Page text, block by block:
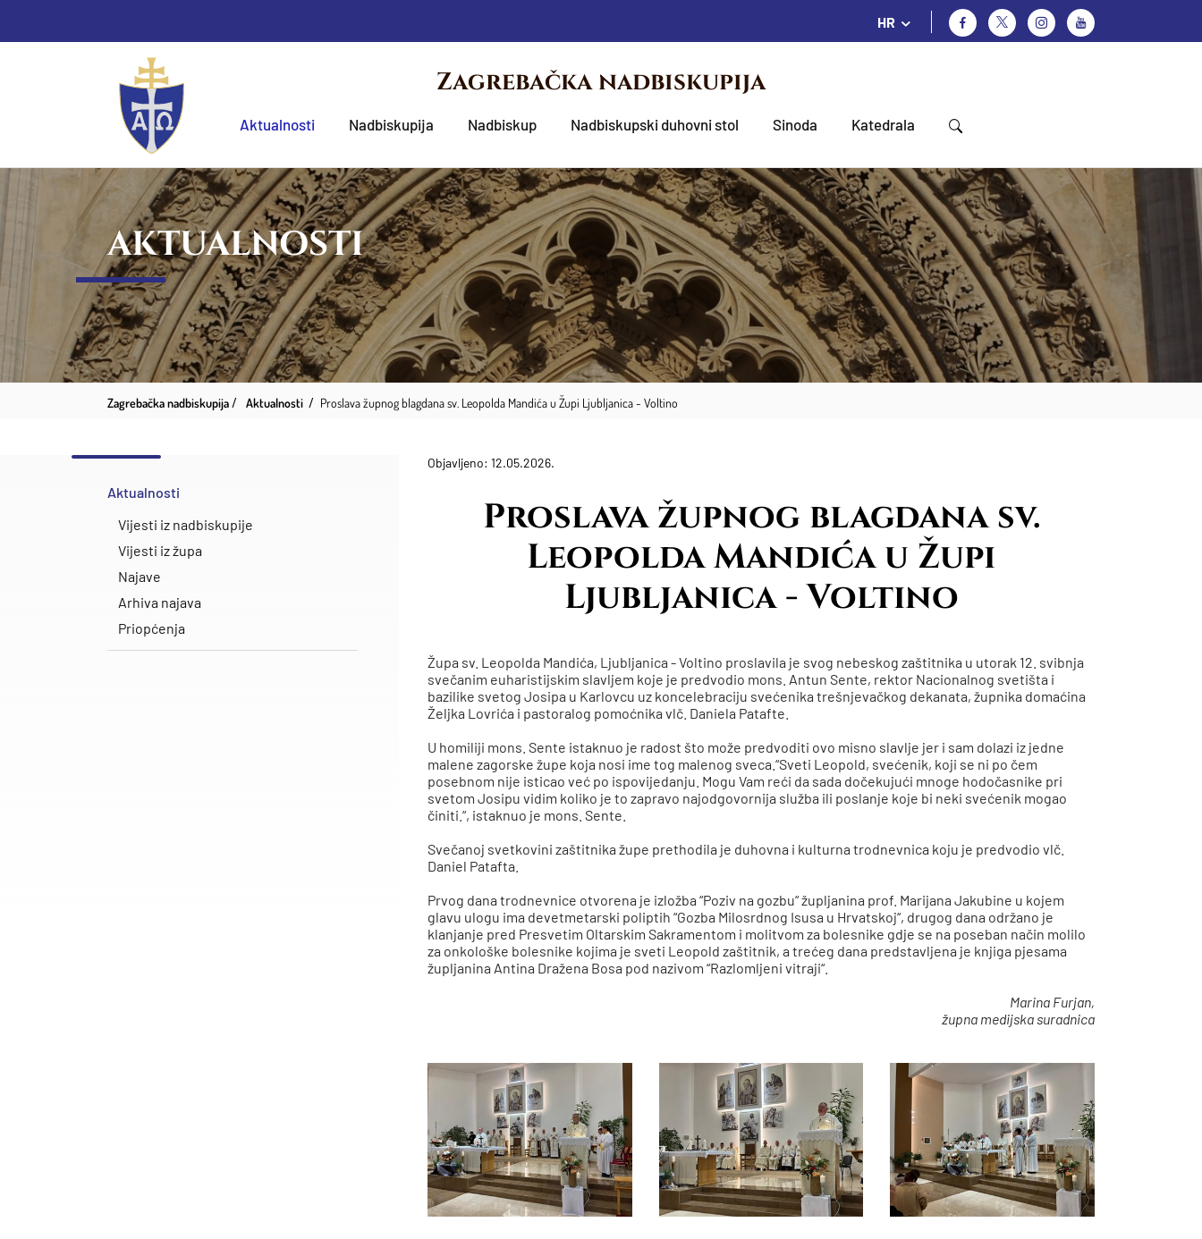
HR
Zagrebačka nadbiskupija
Aktualnosti Nadbiskupija Nadbiskup Nadbiskupski duhovni stol Sinoda Katedrala
AKTUALNOSTI
Zagrebačka nadbiskupija Aktualnosti ​Proslava župnog blagdana sv. Leopolda Mandića u Župi Ljubljanica - Voltino
Aktualnosti
Vijesti iz nadbiskupije
Vijesti iz župa
Najave
Arhiva najava
Priopćenja
Objavljeno: 12.05.2026.
​Proslava župnog blagdana sv.
Leopolda Mandića u Župi
Ljubljanica - Voltino
Župa sv. Leopolda Mandića, Ljubljanica - Voltino proslavila je svog nebeskog zaštitnika u utorak 12. svibnja
svečanim euharistijskim slavljem koje je predvodio mons. Antun Sente, rektor Nacionalnog svetišta i
bazilike svetog Josipa u Karlovcu uz koncelebraciju svećenika trešnjevačkog dekanata, župnika domaćina
Željka Lovrića i pastoralog pomoćnika vlč. Daniela Patafte.
U homiliji mons. Sente istaknuo je radost što može predvoditi ovo misno slavlje jer i sam dolazi iz jedne
malene zagorske župe koja nosi ime tog malenog sveca.“Sveti Leopold, svećenik, koji se ni po čem
posebnom nije isticao već po ispovijedanju. Mogu Vam reći da sada dočekujući mnoge hodočasnike pri
svetom Josipu vidim koliko je to zapravo najodgovornija služba ili poslanje koje bi neki svećenik mogao
činiti.“, istaknuo je mons. Sente.
Svečanoj svetkovini zaštitnika župe prethodila je duhovna i kulturna trodnevnica koju je predvodio vlč.
Daniel Patafta.
Prvog dana trodnevnice otvorena je izložba “Poziv na gozbu“ župljanina prof. Marijana Jakubine u kojem
glavu ulogu ima devetmetarski poliptih “Gozba Milosrdnog Isusa u Hrvatskoj“, drugog dana održano je
klanjanje pred Presvetim Oltarskim Sakramentom i molitvom za bolesnike gdje se na poseban način molilo
za onkološke bolesnike kojima je sveti Leopold zaštitnik, a trećeg dana predstavljena je knjiga pjesama
župljanina Antina Dražena Bosa pod nazivom “Razlomljeni vitraji“.
Marina Furjan,
župna medijska suradnica